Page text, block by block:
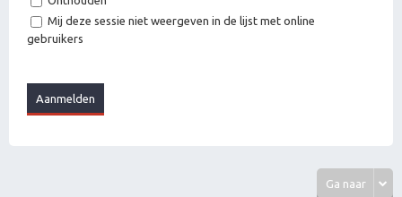
Mij deze sessie niet weergeven in de lijst met online
gebruikers
Ga naar